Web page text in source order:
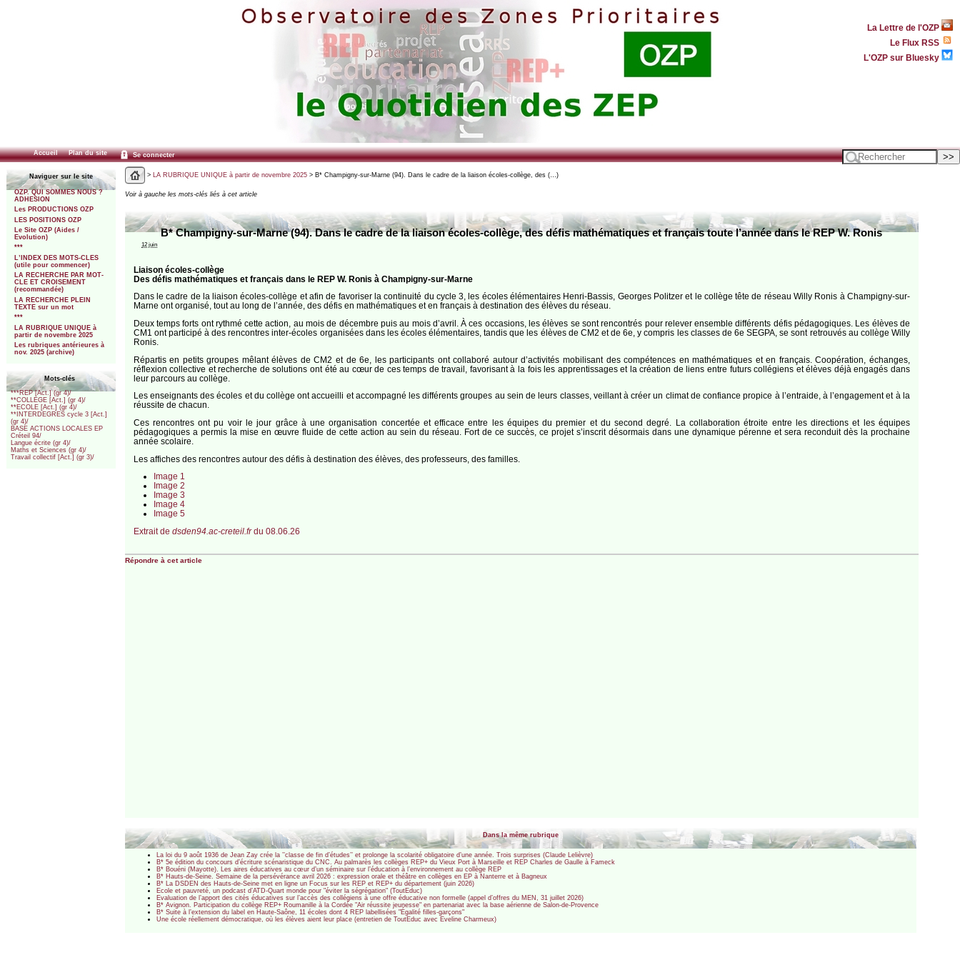
La Lettre de l'OZP
Le Flux RSS
L'OZP sur Bluesky
Accueil Plan du site Se connecter
Naviguer sur le site
OZP. QUI SOMMES NOUS ?
ADHESION
Les PRODUCTIONS OZP
LES POSITIONS OZP
Le Site OZP (Aides /
Evolution)
***
L’INDEX DES MOTS-CLES
(utile pour commencer)
LA RECHERCHE PAR MOT-
CLE ET CROISEMENT
(recommandée)
LA RECHERCHE PLEIN
TEXTE sur un mot
***
LA RUBRIQUE UNIQUE à
partir de novembre 2025
Les rubriques antérieures à
nov. 2025 (archive)
Mots-clés
***REP [Act.] (gr 4)/
**COLLEGE [Act.] (gr 4)/
**ECOLE [Act.] (gr 4)/
**INTERDEGRES cycle 3 [Act.]
(gr 4)/
BASE ACTIONS LOCALES EP
Créteil 94/
Langue écrite (gr 4)/
Maths et Sciences (gr 4)/
Travail collectif [Act.] (gr 3)/
> LA RUBRIQUE UNIQUE à partir de novembre 2025> B* Champigny-sur-Marne (94). Dans le cadre de la liaison écoles-collège, des (…)
Voir à gauche les mots-clés liés à cet article
B* Champigny-sur-Marne (94). Dans le cadre de la liaison écoles-collège, des défis mathématiques et français toute l’année dans le REP W. Ronis
12 juin
Liaison écoles-collège
Des défis mathématiques et français dans le REP W. Ronis à Champigny-sur-Marne
Dans le cadre de la liaison écoles-collège et afin de favoriser la continuité du cycle 3, les écoles élémentaires Henri-Bassis, Georges Politzer et le collège tête de réseau Willy Ronis à Champigny-sur-
Marne ont organisé, tout au long de l’année, des défis en mathématiques et en français à destination des élèves du réseau.
Deux temps forts ont rythmé cette action, au mois de décembre puis au mois d’avril. À ces occasions, les élèves se sont rencontrés pour relever ensemble différents défis pédagogiques. Les élèves de
CM1 ont participé à des rencontres inter-écoles organisées dans les écoles élémentaires, tandis que les élèves de CM2 et de 6e, y compris les classes de 6e SEGPA, se sont retrouvés au collège Willy
Ronis.
Répartis en petits groupes mêlant élèves de CM2 et de 6e, les participants ont collaboré autour d’activités mobilisant des compétences en mathématiques et en français. Coopération, échanges,
réflexion collective et recherche de solutions ont été au cœur de ces temps de travail, favorisant à la fois les apprentissages et la création de liens entre futurs collégiens et élèves déjà engagés dans
leur parcours au collège.
Les enseignants des écoles et du collège ont accueilli et accompagné les différents groupes au sein de leurs classes, veillant à créer un climat de confiance propice à l’entraide, à l’engagement et à la
réussite de chacun.
Ces rencontres ont pu voir le jour grâce à une organisation concertée et efficace entre les équipes du premier et du second degré. La collaboration étroite entre les directions et les équipes
pédagogiques a permis la mise en œuvre fluide de cette action au sein du réseau. Fort de ce succès, ce projet s’inscrit désormais dans une dynamique pérenne et sera reconduit dès la prochaine
année scolaire.
Les affiches des rencontres autour des défis à destination des élèves, des professeurs, des familles.
Image 1
Image 2
Image 3
Image 4
Image 5
Extrait de dsden94.ac-creteil.frdu 08.06.26
Répondre à cet article
Dans la même rubrique
La loi du 9 août 1936 de Jean Zay crée la ’’classe de fin d’études’’ et prolonge la scolarité obligatoire d’une année. Trois surprises (Claude Lelièvre)
B* 5e édition du concours d’écriture scénaristique du CNC. Au palmarès les collèges REP+ du Vieux Port à Marseille et REP Charles de Gaulle à Fameck
B* Bouéni (Mayotte). Les aires éducatives au cœur d’un séminaire sur l’éducation à l’environnement au collège REP
B* Hauts-de-Seine. Semaine de la persévérance avril 2026 : expression orale et théâtre en collèges en EP à Nanterre et à Bagneux
B* La DSDEN des Hauts-de-Seine met en ligne un Focus sur les REP et REP+ du département (juin 2026)
Ecole et pauvreté, un podcast d’ATD-Quart monde pour "éviter la ségrégation" (ToutEduc)
Evaluation de l’apport des cités éducatives sur l’accès des collégiens à une offre éducative non formelle (appel d’offres du MEN, 31 juillet 2026)
B* Avignon. Participation du collège REP+ Roumanille à la Cordée "Air réussite jeunesse" en partenariat avec la base aérienne de Salon-de-Provence
B* Suite à l’extension du label en Haute-Saône, 11 écoles dont 4 REP labellisées "Égalité filles-garçons"
Une école réellement démocratique, où les élèves aient leur place (entretien de ToutEduc avec Eveline Charmeux)